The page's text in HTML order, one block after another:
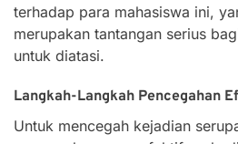
terhadap para mahasiswa ini,
merupakan tantangan serius
untuk diatasi.
Langkah-Langkah Pencegahan
Untuk mencegah kejadian